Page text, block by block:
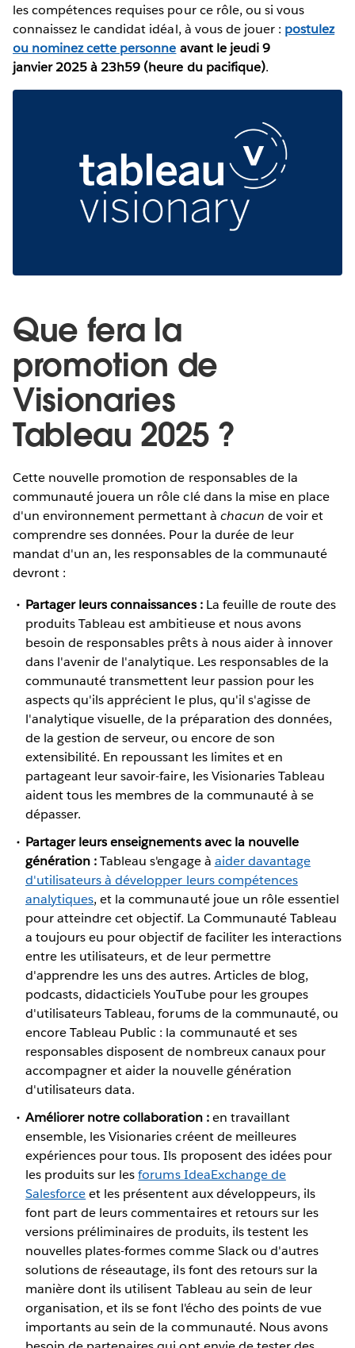
les compétences requises pour ce rôle, ou si vous
connaissez le candidat idéal, à vous de jouer : postulez
ou nominez cette personne avant le jeudi 9
janvier 2025 à 23h59 (heure du pacifique).
Que fera la
promotion de
Visionaries
Tableau 2025 ?
Cette nouvelle promotion de responsables de la
communauté jouera un rôle clé dans la mise en place
d'un environnement permettant à chacun de voir et
comprendre ses données. Pour la durée de leur
mandat d'un an, les responsables de la communauté
devront :
Partager leurs connaissances : La feuille de route des
produits Tableau est ambitieuse et nous avons
besoin de responsables prêts à nous aider à innover
dans l'avenir de l'analytique. Les responsables de la
communauté transmettent leur passion pour les
aspects qu'ils apprécient le plus, qu'il s'agisse de
l'analytique visuelle, de la préparation des données,
de la gestion de serveur, ou encore de son
extensibilité. En repoussant les limites et en
partageant leur savoir-faire, les Visionaries Tableau
aident tous les membres de la communauté à se
dépasser.
Partager leurs enseignements avec la nouvelle
génération :Tableau s'engage à aider davantage
d'utilisateurs à développer leurs compétences
analytiques, et la communauté joue un rôle essentiel
pour atteindre cet objectif. La Communauté Tableau
a toujours eu pour objectif de faciliter les interactions
entre les utilisateurs, et de leur permettre
d'apprendre les uns des autres. Articles de blog,
podcasts, didacticiels YouTube pour les groupes
d'utilisateurs Tableau, forums de la communauté, ou
encore Tableau Public : la communauté et ses
responsables disposent de nombreux canaux pour
accompagner et aider la nouvelle génération
d'utilisateurs data.
Améliorer notre collaboration :en travaillant
ensemble, les Visionaries créent de meilleures
expériences pour tous. Ils proposent des idées pour
les produits sur lesforums IdeaExchange de
Salesforceet les présentent aux développeurs, ils
font part de leurs commentaires et retours sur les
versions préliminaires de produits, ils testent les
nouvelles plates-formes comme Slack ou d'autres
solutions de réseautage, ils font des retours sur la
manière dont ils utilisent Tableau au sein de leur
organisation, et ils se font l'écho des points de vue
importants au sein de la communauté. Nous avons